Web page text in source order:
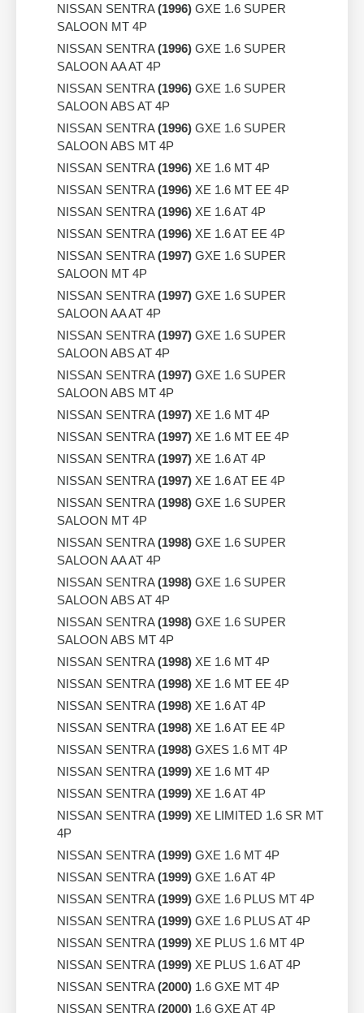
NISSAN SENTRA(1996) GXE 1.6 SUPER
SALOON MT 4P
NISSAN SENTRA(1996) GXE 1.6 SUPER
SALOON AA AT 4P
NISSAN SENTRA(1996) GXE 1.6 SUPER
SALOON ABS AT 4P
NISSAN SENTRA(1996) GXE 1.6 SUPER
SALOON ABS MT 4P
NISSAN SENTRA(1996) XE 1.6 MT 4P
NISSAN SENTRA(1996) XE 1.6 MT EE 4P
NISSAN SENTRA(1996) XE 1.6 AT 4P
NISSAN SENTRA(1996) XE 1.6 AT EE 4P
NISSAN SENTRA(1997) GXE 1.6 SUPER
SALOON MT 4P
NISSAN SENTRA(1997) GXE 1.6 SUPER
SALOON AA AT 4P
NISSAN SENTRA(1997) GXE 1.6 SUPER
SALOON ABS AT 4P
NISSAN SENTRA(1997) GXE 1.6 SUPER
SALOON ABS MT 4P
NISSAN SENTRA(1997) XE 1.6 MT 4P
NISSAN SENTRA(1997) XE 1.6 MT EE 4P
NISSAN SENTRA(1997) XE 1.6 AT 4P
NISSAN SENTRA(1997) XE 1.6 AT EE 4P
NISSAN SENTRA(1998) GXE 1.6 SUPER
SALOON MT 4P
NISSAN SENTRA(1998) GXE 1.6 SUPER
SALOON AA AT 4P
NISSAN SENTRA(1998) GXE 1.6 SUPER
SALOON ABS AT 4P
NISSAN SENTRA(1998) GXE 1.6 SUPER
SALOON ABS MT 4P
NISSAN SENTRA(1998) XE 1.6 MT 4P
NISSAN SENTRA(1998) XE 1.6 MT EE 4P
NISSAN SENTRA(1998) XE 1.6 AT 4P
NISSAN SENTRA(1998) XE 1.6 AT EE 4P
NISSAN SENTRA(1998) GXES 1.6 MT 4P
NISSAN SENTRA(1999) XE 1.6 MT 4P
NISSAN SENTRA(1999) XE 1.6 AT 4P
NISSAN SENTRA(1999) XE LIMITED 1.6 SR MT
4P
NISSAN SENTRA(1999) GXE 1.6 MT 4P
NISSAN SENTRA(1999) GXE 1.6 AT 4P
NISSAN SENTRA(1999) GXE 1.6 PLUS MT 4P
NISSAN SENTRA(1999) GXE 1.6 PLUS AT 4P
NISSAN SENTRA(1999) XE PLUS 1.6 MT 4P
NISSAN SENTRA(1999) XE PLUS 1.6 AT 4P
NISSAN SENTRA(2000) 1.6 GXE MT 4P
NISSAN SENTRA(2000) 1.6 GXE AT 4P